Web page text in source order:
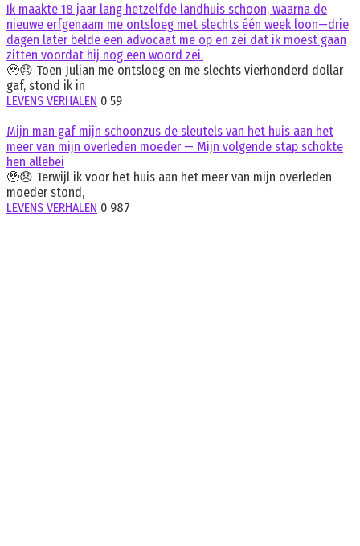
Ik maakte 18 jaar lang hetzelfde landhuis schoon, waarna de
nieuwe erfgenaam me ontsloeg met slechts één week loon—drie
dagen later belde een advocaat me op en zei dat ik moest gaan
zitten voordat hij nog een woord zei.
🥹😞 Toen Julian me ontsloeg en me slechts vierhonderd dollar
gaf, stond ik in
LEVENS VERHALEN 0 59
Mijn man gaf mijn schoonzus de sleutels van het huis aan het
meer van mijn overleden moeder — Mijn volgende stap schokte
hen allebei
🥹😞 Terwijl ik voor het huis aan het meer van mijn overleden
moeder stond,
LEVENS VERHALEN 0 987